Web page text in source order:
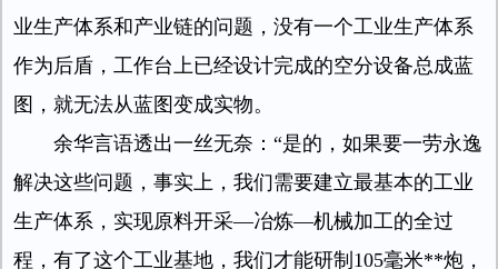
业生产体系和产业链的问题，没有一个工业生产体系
作为后盾，工作台上已经设计完成的空分设备总成蓝
图，就无法从蓝图变成实物。
余华言语透出一丝无奈：“是的，如果要一劳永逸
解决这些问题，事实上，我们需要建立最基本的工业
生产体系，实现原料开采—冶炼—机械加工的全过
程，有了这个工业基地，我们才能研制105毫米**炮，